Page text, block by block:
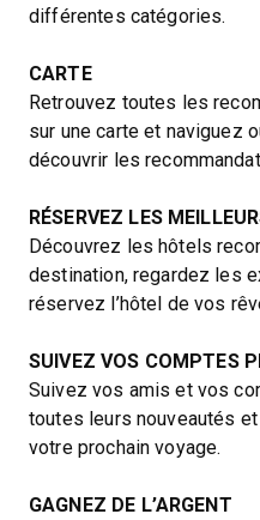
différentes catégories.
CARTE
Retrouvez toutes les
sur une carte et naviguez
découvrir les
RÉSERVEZ LES
Découvrez les hôtels
destination, regardez les
réservez l’hôtel de vos
SUIVEZ VOS COMPTES
Suivez vos amis et vos
toutes leurs nouveautés
votre prochain voyage.
GAGNEZ DE L’ARGENT